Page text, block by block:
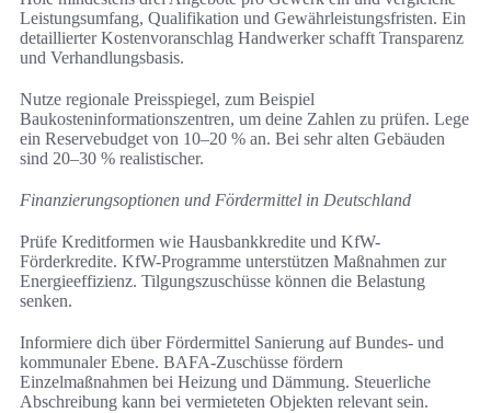
Leistungsumfang, Qualifikation und Gewährleistungsfristen. Ein
detaillierter Kostenvoranschlag Handwerker schafft Transparenz
und Verhandlungsbasis.
Nutze regionale Preisspiegel, zum Beispiel
Baukosteninformationszentren, um deine Zahlen zu prüfen. Lege
ein Reservebudget von 10–20 % an. Bei sehr alten Gebäuden
sind 20–30 % realistischer.
Finanzierungsoptionen und Fördermittel in Deutschland
Prüfe Kreditformen wie Hausbankkredite und KfW-
Förderkredite. KfW-Programme unterstützen Maßnahmen zur
Energieeffizienz. Tilgungszuschüsse können die Belastung
senken.
Informiere dich über Fördermittel Sanierung auf Bundes- und
kommunaler Ebene. BAFA-Zuschüsse fördern
Einzelmaßnahmen bei Heizung und Dämmung. Steuerliche
Abschreibung kann bei vermieteten Objekten relevant sein.